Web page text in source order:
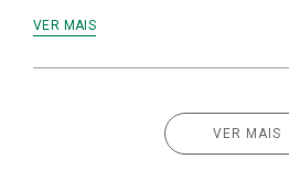
VER MAIS
VER MAIS